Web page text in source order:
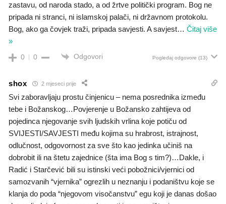
zastavu, od naroda stado, a od žrtve politički program. Bog ne
pripada ni stranci, ni islamskoj palači, ni državnom protokolu.
Bog, ako ga čovjek traži, pripada savjesti. A savjest… Čitaj više
»
0 0 Odgovori Pogledaj odgovore (13)
shox 2 mjeseci prije
Svi zaboravljaju prostu činjenicu – nema posrednika između
tebe i Božanskog…Povjerenje u Božansko zahtijeva od
pojedinca njegovanje svih ljudskih vrlina koje potiču od
SVIJESTI/SAVJESTI među kojima su hrabrost, istrajnost,
odlučnost, odgovornost za sve što kao jedinka učiniš na
dobrobit ili na štetu zajednice (šta ima Bog s tim?)…Dakle, i
Radić i Starčević bili su istinski veći pobožnici/vjernici od
samozvanih “vjernika” ogrezlih u neznanju i podaništvu koje se
klanja do poda “njegovom visočanstvu” egu koji je danas došao